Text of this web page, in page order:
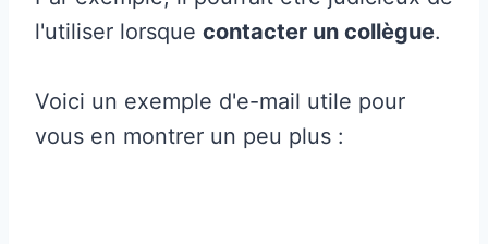
l'utiliser lorsque contacter un collègue.
Voici un exemple d'e-mail utile pour
vous en montrer un peu plus :